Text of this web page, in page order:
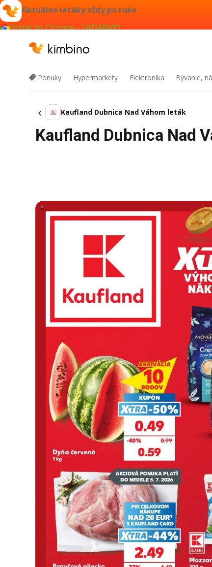
Aktuálne letáky vždy po ruke
Pridať do Chrome - ZADARMO
Ponuky Hypermarkety Elektronika Bývanie,
Kaufland Dubnica Nad Váhom leták
Kaufland Dubnica Nad